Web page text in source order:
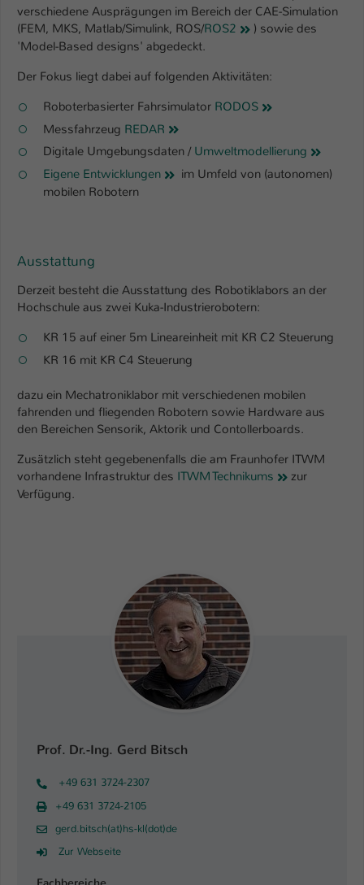
verschiedene Ausprägungen im Bereich der CAE-Simulation
(FEM, MKS, Matlab/Simulink, ROS/ROS2
) sowie des
'Model-Based designs' abgedeckt.
Der Fokus liegt dabei auf folgenden Aktivitäten:
Roboterbasierter Fahrsimulator RODOS
Messfahrzeug REDAR
Digitale Umgebungsdaten / Umweltmodellierung
Eigene Entwicklungen
im Umfeld von (autonomen)
mobilen Robotern
Ausstattung
Derzeit besteht die Ausstattung des Robotiklabors an der
Hochschule aus zwei Kuka-Industrierobotern:
KR 15 auf einer 5m Lineareinheit mit KR C2 Steuerung
KR 16 mit KR C4 Steuerung
dazu ein Mechatroniklabor mit verschiedenen mobilen
fahrenden und fliegenden Robotern sowie Hardware aus
den Bereichen Sensorik, Aktorik und Contollerboards.
Zusätzlich steht gegebenenfalls die am Fraunhofer ITWM
vorhandene Infrastruktur des ITWM Technikums
zur
Verfügung.
Prof. Dr.-Ing. Gerd Bitsch
+49 631 3724-2307
+49 631 3724-2105
gerd.bitsch(at)hs-kl(dot)de
Zur Webseite
Zweck
Einstellungen. Unter anderem eine zufällig
generierte ID, für die historische
Speicherung Ihrer vorgenommen
Betreiber dies eingestellt hat.
Name fe_typo_user / PHPSESSID
Anbieter
Laufzeit 1 Woche
Zweck
kann der eingeloggte Benutzer
wiedererkannt werden und es wird ihm
gewährt.
Name be_typo_user
Anbieter TYPO3
Laufzeit 1 Tag